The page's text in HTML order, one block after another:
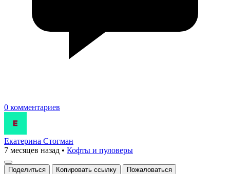
0 комментариев
Екатерина Стогман
7 месяцев назад • Кофты и пуловеры
Поделиться Копировать ссылку Пожаловаться